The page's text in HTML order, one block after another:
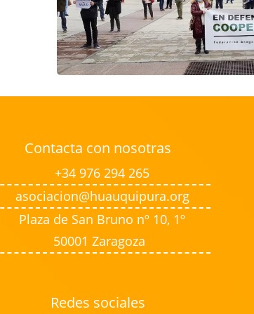
Contacta con nosotras
+34 976 294 265
asociacion@huauquipura.org
Plaza de San Bruno nº 10, 1º
50001 Zaragoza
Redes sociales